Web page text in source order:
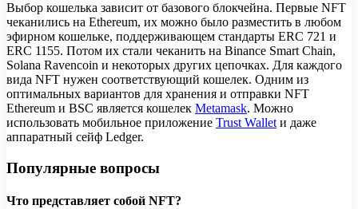
Выбор кошелька зависит от базового блокчейна. Первые NFT
чеканились на Ethereum, их можно было разместить в любом
эфирном кошельке, поддерживающем стандарты ERC 721 и
ERC 1155. Потом их стали чеканить на Binance Smart Chain,
Solana Ravencoin и некоторых других цепочках. Для каждого
вида NFT нужен соответствующий кошелек. Одним из
оптимальных вариантов для хранения и отправки NFT
Ethereum и BSC является кошелек Metamask. Можно
использовать мобильное приложение Trust Wallet и даже
аппаратный сейф Ledger.
Популярные вопросы
Что представляет собой NFT?